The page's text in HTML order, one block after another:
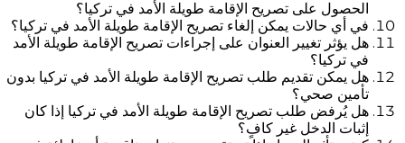
الحصول على تصريح الإقامة طويلة الأمد في تركيا؟
في أي حالات يمكن إلغاء تصريح الإقامة طويلة الأمد في تركيا؟
هل يؤثر تغيير العنوان على إجراءات تصريح الإقامة طويلة الأمد
في تركيا؟
هل يمكن تقديم طلب تصريح الإقامة طويلة الأمد في تركيا بدون
تأمين صحي؟
هل يُرفض طلب تصريح الإقامة طويلة الأمد في تركيا إذا كان
إثبات الدخل غير كافٍ؟